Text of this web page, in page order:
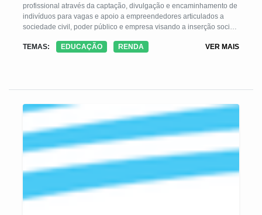
profissional através da captação, divulgação e encaminhamento de
indivíduos para vagas e apoio a empreendedores articulados a
sociedade civil, poder público e empresa visando a inserção social
TEMAS:
EDUCAÇÃO RENDA VER MAIS